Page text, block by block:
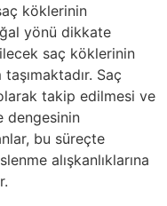
köklerinin
yönü dikkate
saç köklerinin
Saç
takip edilmesi ve
dengesinin
bu süreçte
alışkanlıklarına